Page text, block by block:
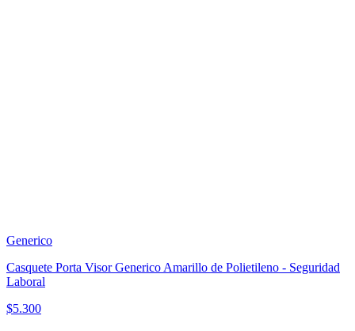
Generico
Casquete Porta Visor Generico Amarillo de Polietileno - Seguridad
Laboral
$5.300